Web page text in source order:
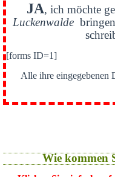
JA, ich möchte
Luckenwalde
[forms ID=1]
Alle ihre eingegebenen
Wie kommen